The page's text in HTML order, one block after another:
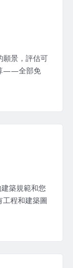
願景，評估可
——全部免
築規範和您
工程和建築圖